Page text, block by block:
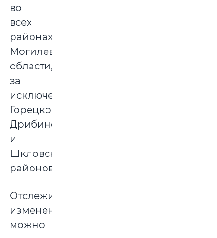
во
всех
районах
Могилевской
области,
за
исключением
Горецкого,
Дрибинского
и
Шкловского
районов.
Отслеживать
изменения
можно